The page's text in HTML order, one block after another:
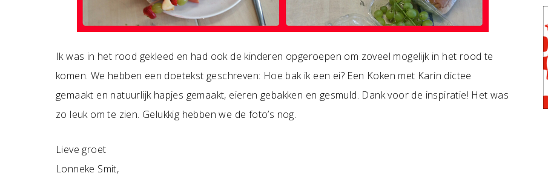
Ik was in het rood gekleed en had ook de kinderen opgeroepen om zoveel mogelijk in het rood te
komen. We hebben een doetekst geschreven: Hoe bak ik een ei? Een Koken met Karin dictee
gemaakt en natuurlijk hapjes gemaakt, eieren gebakken en gesmuld. Dank voor de inspiratie! Het was
zo leuk om te zien. Gelukkig hebben we de foto’s nog.
Lieve groet
Lonneke Smit,